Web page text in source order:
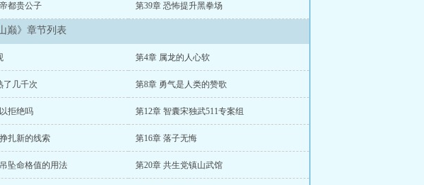
都贵公子 第39章 恐怖提升黑拳场
巅》章节列表
第4章 属龙的人心软
了几千次 第8章 勇气是人类的赞歌
拒绝吗 第12章 智囊宋独武511专案组
扎新的线索 第16章 落子无悔
坠命格值的用法 第20章 共生党镇山武馆